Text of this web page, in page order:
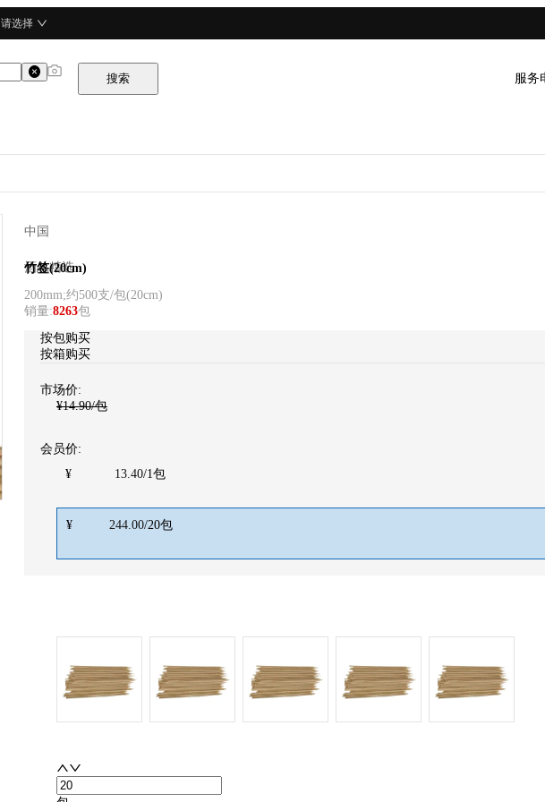
请选择
搜索 服务
中国
酒总精选
竹签(20cm)
200mm;约500支/包(20cm)
销量:8263包
按包购买
按箱购买
市场价:
¥14.90/包
会员价:
¥
13.40/1包
¥ 244.00/20包